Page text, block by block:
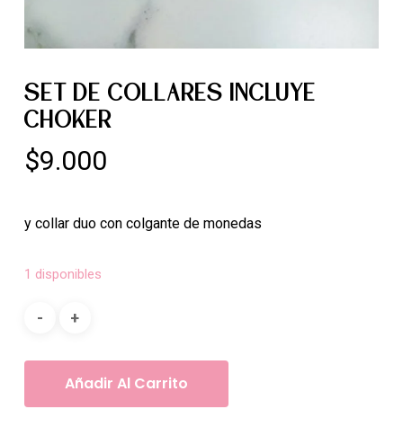
SET DE COLLARES INCLUYE
CHOKER
$9.000
y collar duo con colgante de monedas
1 disponibles
Añadir Al Carrito